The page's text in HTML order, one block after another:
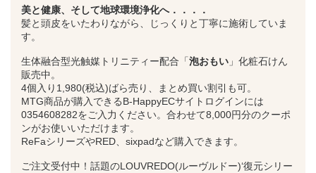
美と健康、そして地球環境浄化へ．．．．
髪と頭皮をいたわりながら、じっくりと丁寧に施術していま
す。
生体融合型光触媒トリニティー配合「泡おもい 」化粧石けん
販売中。
4個入り1,980(税込)ばら売り、まとめ買い割引も可。
MTG商品が購入できるB‐HappyECサイトログインには
0354608282をご入力ください。合わせて8,000円分のクーポ
ンがお使いいただけます。
ReFaシリーズやRED、sixpadなど購入できます。
ご注文受付中！話題のLOUVREDO(ルーヴルドー)‘復元シリー